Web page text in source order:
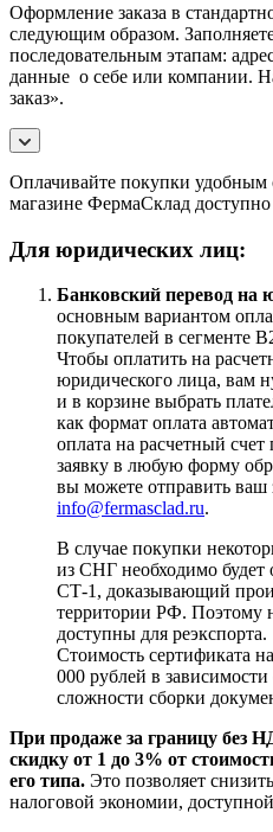
Оформление заказа в
следующим образом.
последовательным этапам:
данные о себе или компании.
заказ».
Оплачивайте покупки удобным
магазине ФермаСклад
Для юридических лиц:
Банковский перевод на
основным вариантом
покупателей в сегменте
Чтобы оплатить на
юридического лица, вам
и в корзине выбрать
как формат оплата
оплата на расчетный
заявку в любую форму
вы можете отправить ваш
info@fermasclad.ru.
В случае покупки
из СНГ необходимо будет
СТ-1, доказывающий
территории РФ. Поэтому
доступны для реэкспорта.
Стоимость сертификата
000 рублей в
сложности сборки
При продаже за границу без
скидку от 1 до 3% от
его типа. Это позволяет
налоговой экономии,